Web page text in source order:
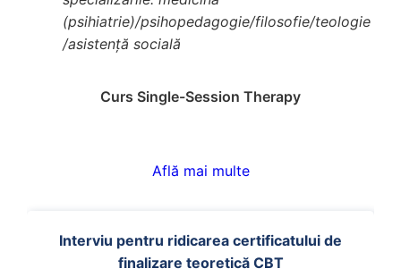
(psihiatrie)/psihopedagogie/filosofie/teologie
/asistență socială
Curs Single-Session Therapy
Află mai multe
Interviu pentru ridicarea certificatului de
finalizare teoretică CBT